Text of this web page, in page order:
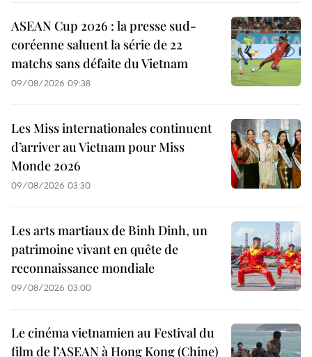
ASEAN Cup 2026 : la presse sud-
coréenne saluent la série de 22
matchs sans défaite du Vietnam
09/08/2026 09:38
Les Miss internationales continuent
d’arriver au Vietnam pour Miss
Monde 2026
09/08/2026 03:30
Les arts martiaux de Binh Dinh, un
patrimoine vivant en quête de
reconnaissance mondiale
09/08/2026 03:00
Le cinéma vietnamien au Festival du
film de l’ASEAN à Hong Kong (Chine)